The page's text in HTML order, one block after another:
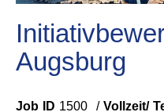
Augsburg
Job ID 1500 / Vollzeit/